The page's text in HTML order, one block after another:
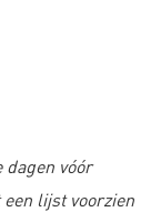
dagen vóór
een lijst voorzien